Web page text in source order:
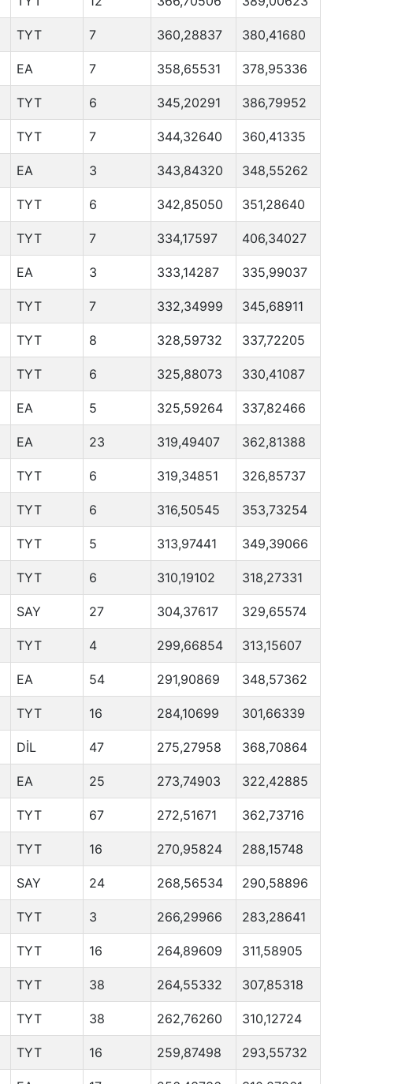
TYT 7 360,28837 380,41680
EA 7 358,65531 378,95336
TYT 6 345,20291 386,79952
TYT 7 344,32640 360,41335
EA 3 343,84320 348,55262
TYT 6 342,85050 351,28640
TYT 7 334,17597 406,34027
EA 3 333,14287 335,99037
TYT 7 332,34999 345,68911
TYT 8 328,59732 337,72205
TYT 6 325,88073 330,41087
EA 5 325,59264 337,82466
EA 23 319,49407 362,81388
TYT 6 319,34851 326,85737
TYT 6 316,50545 353,73254
TYT 5 313,97441 349,39066
TYT 6 310,19102 318,27331
SAY 27 304,37617 329,65574
TYT 4 299,66854 313,15607
EA 54 291,90869 348,57362
TYT 16 284,10699 301,66339
DİL 47 275,27958 368,70864
EA 25 273,74903 322,42885
TYT 67 272,51671 362,73716
TYT 16 270,95824 288,15748
SAY 24 268,56534 290,58896
TYT 3 266,29966 283,28641
TYT 16 264,89609 311,58905
TYT 38 264,55332 307,85318
TYT 38 262,76260 310,12724
TYT 16 259,87498 293,55732